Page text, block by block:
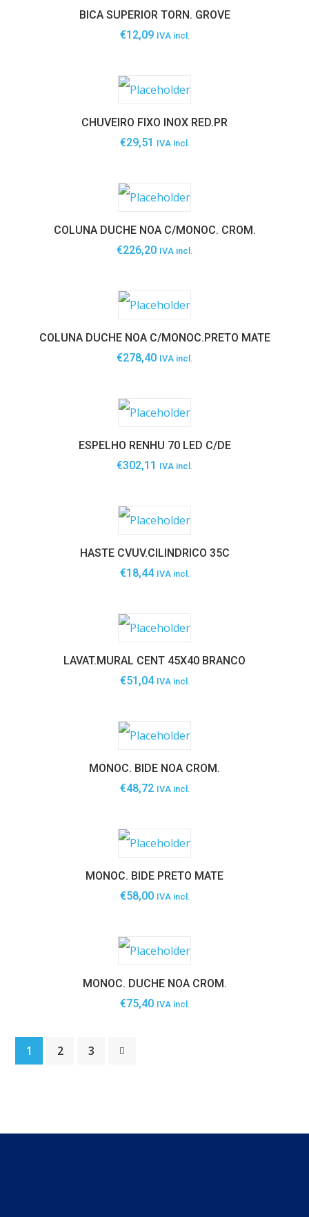
BICA SUPERIOR TORN. GROVE
€12,09 IVA incl.
CHUVEIRO FIXO INOX RED.PR
€29,51 IVA incl.
COLUNA DUCHE NOA C/MONOC. CROM.
€226,20 IVA incl.
COLUNA DUCHE NOA C/MONOC.PRETO MATE
€278,40 IVA incl.
ESPELHO RENHU 70 LED C/DE
€302,11 IVA incl.
HASTE CVUV.CILINDRICO 35C
€18,44 IVA incl.
LAVAT.MURAL CENT 45X40 BRANCO
€51,04 IVA incl.
MONOC. BIDE NOA CROM.
€48,72 IVA incl.
MONOC. BIDE PRETO MATE
€58,00 IVA incl.
MONOC. DUCHE NOA CROM.
€75,40 IVA incl.
1 2 3